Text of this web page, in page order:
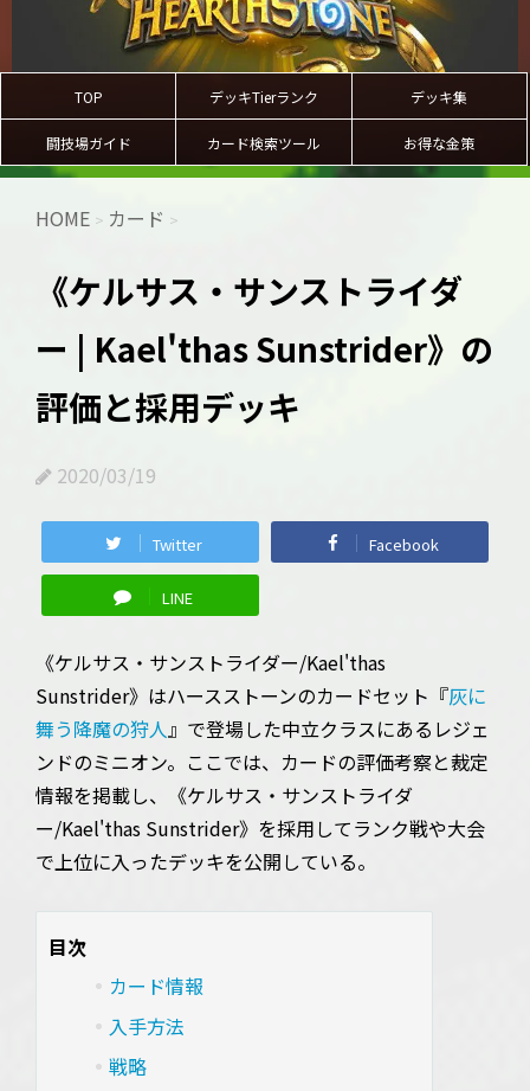
TOP デッキTierランク デッキ集
闘技場ガイド カード検索ツール お得な金策
HOME > カード >
《ケルサス・サンストライダ
ー | Kael'thas Sunstrider》の
評価と採用デッキ
2020/03/19
Twitter Facebook
LINE
《ケルサス・サンストライダー/Kael'thas
Sunstrider》はハースストーンのカードセット『灰に
舞う降魔の狩人』で登場した中立クラスにあるレジェ
ンドのミニオン。ここでは、カードの評価考察と裁定
情報を掲載し、《ケルサス・サンストライダ
ー/Kael'thas Sunstrider》を採用してランク戦や大会
で上位に入ったデッキを公開している。
目次
カード情報
入手方法
戦略